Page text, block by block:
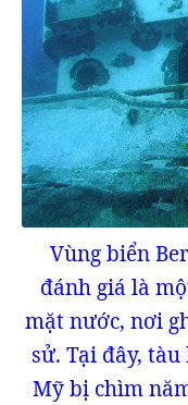
Vùng biển
đánh giá là
mặt nước, nơi
sử. Tại đây,
Mỹ bị chìm